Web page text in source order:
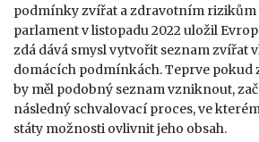
podmínky zvířat a zdravotním rizikům
parlament v listopadu 2022 uložil
zdá dává smysl vytvořit seznam zvířat
domácích podmínkách. Teprve pokud
by měl podobný seznam vzniknout,
následný schvalovací proces, ve
státy možnosti ovlivnit jeho obsah.